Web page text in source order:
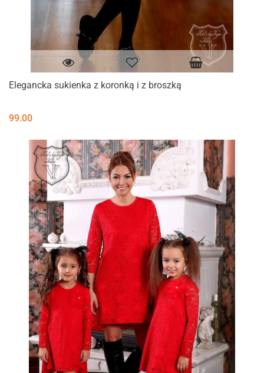
Elegancka sukienka z koronką i z broszką
99.00